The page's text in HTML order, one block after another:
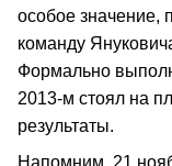
особое значение,
команду
Формально
2013-м стоял на
результаты.
Напомним, 21